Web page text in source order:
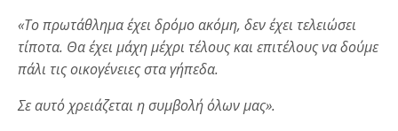
«Το πρωτάθλημα έχει δρόμο ακόμη, δεν έχει τελειώσει
τίποτα. Θα έχει μάχη μέχρι τέλους και επιτέλους να δούμε
πάλι τις οικογένειες στα γήπεδα.
Σε αυτό χρειάζεται η συμβολή όλων μας».